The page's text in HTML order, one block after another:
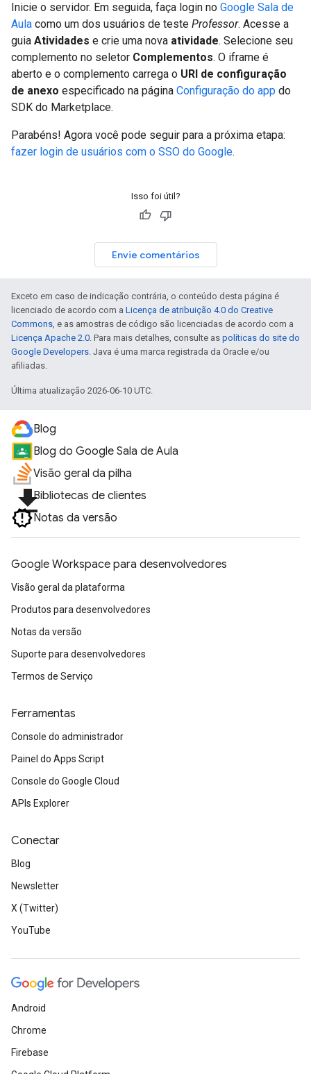
Inicie o servidor. Em seguida, faça login no Google Sala de
Aula como um dos usuários de teste Professor. Acesse a
guia Atividades e crie uma nova atividade. Selecione seu
complemento no seletor Complementos. O iframe é
aberto e o complemento carrega o URI de configuração
de anexo especificado na página Configuração do app do
SDK do Marketplace.
Parabéns! Agora você pode seguir para a próxima etapa:
fazer login de usuários com o SSO do Google.
Isso foi útil?
Envie comentários
Exceto em caso de indicação contrária, o conteúdo desta página é
licenciado de acordo com a Licença de atribuição 4.0 do Creative
Commons, e as amostras de código são licenciadas de acordo com a
Licença Apache 2.0. Para mais detalhes, consulte as políticas do site do
Google Developers. Java é uma marca registrada da Oracle e/ou
afiliadas.
Última atualização 2026-06-10 UTC.
Blog
Blog do Google Sala de Aula
Visão geral da pilha
file_downloadBibliotecas de clientes
Notas da versão
Google Workspace para desenvolvedores
Visão geral da plataforma
Produtos para desenvolvedores
Notas da versão
Suporte para desenvolvedores
Termos de Serviço
Ferramentas
Console do administrador
Painel do Apps Script
Console do Google Cloud
APIs Explorer
Conectar
Blog
Newsletter
X (Twitter)
YouTube
Android
Chrome
Firebase